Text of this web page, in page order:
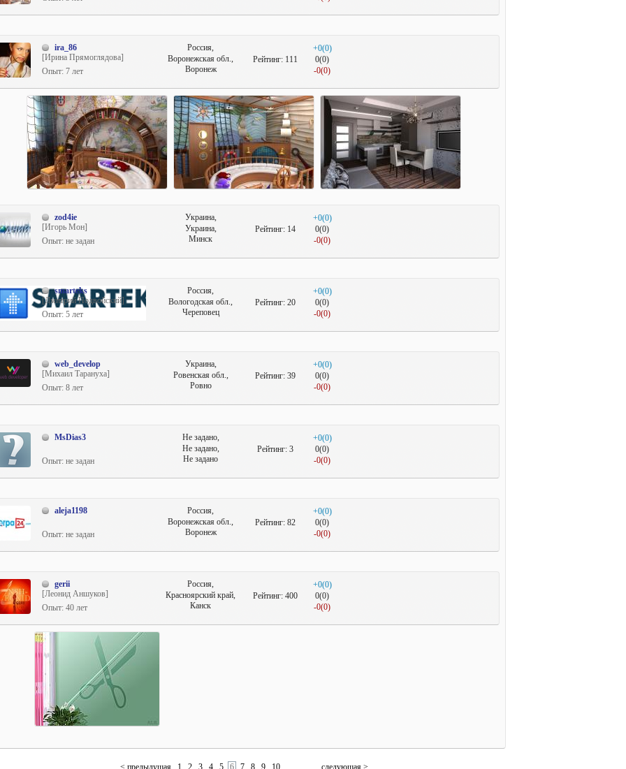
ira_86
[Ирина Прямоглядова]
Опыт: 7 лет
+0(0)
0(0)
-0(0)
Рейтинг:111
Россия,
Воронежская обл.,
Воронеж
zod4ie
[Игорь Мон]
Опыт: не задан
+0(0)
0(0)
-0(0)
Рейтинг:14
Украина,
Украина,
Минск
smarteks
[Дмитрий Подвойский]
Опыт: 5 лет
+0(0)
0(0)
-0(0)
Рейтинг:20
Россия,
Вологодская обл.,
Череповец
web_develop
[Михаил Тарануха]
Опыт: 8 лет
+0(0)
0(0)
-0(0)
Рейтинг:39
Украина,
Ровенская обл.,
Ровно
MsDias3
Опыт: не задан
+0(0)
0(0)
-0(0)
Рейтинг:3
Не задано,
Не задано,
Не задано
aleja1198
Опыт: не задан
+0(0)
0(0)
-0(0)
Рейтинг:82
Россия,
Воронежская обл.,
Воронеж
gerii
[Леонид Аншуков]
Опыт: 40 лет
+0(0)
0(0)
-0(0)
Рейтинг:400
Россия,
Красноярский край,
Канск
< предыдущая 1 2 3 4 5 6 7 8 9 10 следующая >